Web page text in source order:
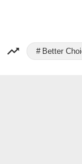
Better